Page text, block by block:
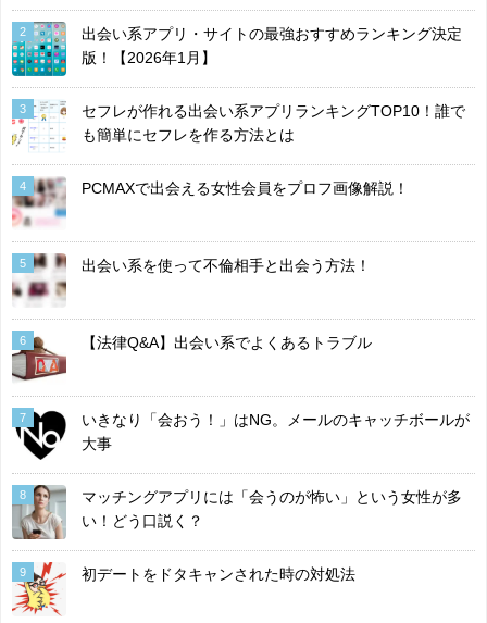
2
出会い系アプリ・サイトの最強おすすめランキング決定
版！【2026年1月】
3
セフレが作れる出会い系アプリランキングTOP10！誰で
も簡単にセフレを作る方法とは
4 PCMAXで出会える女性会員をプロフ画像解説！
5 出会い系を使って不倫相手と出会う方法！
6 【法律Q&A】出会い系でよくあるトラブル
7
いきなり「会おう！」はNG。メールのキャッチボールが
大事
8
マッチングアプリには「会うのが怖い」という女性が多
い！どう口説く？
9 初デートをドタキャンされた時の対処法